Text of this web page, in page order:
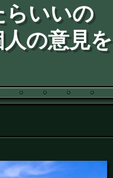
らいいの
の意見を